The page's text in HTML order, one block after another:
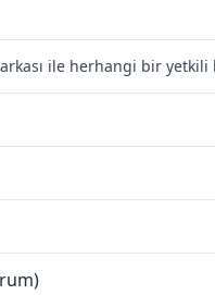
ile herhangi bir yetkili